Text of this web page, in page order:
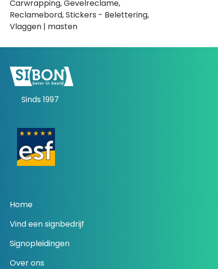
Carwrapping, Gevelreclame,
Reclamebord, Stickers - Belettering,
Vlaggen | masten
Sinds 1997
Home
Vind een signbedrijf
Signopleidingen
Over ons